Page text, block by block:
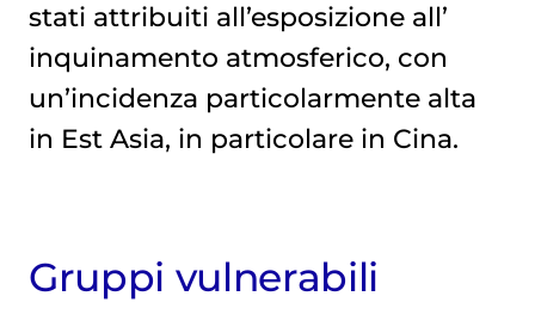
stati attribuiti all’esposizione all’
inquinamento atmosferico, con
un’incidenza particolarmente alta
in Est Asia, in particolare in Cina.
Gruppi vulnerabili